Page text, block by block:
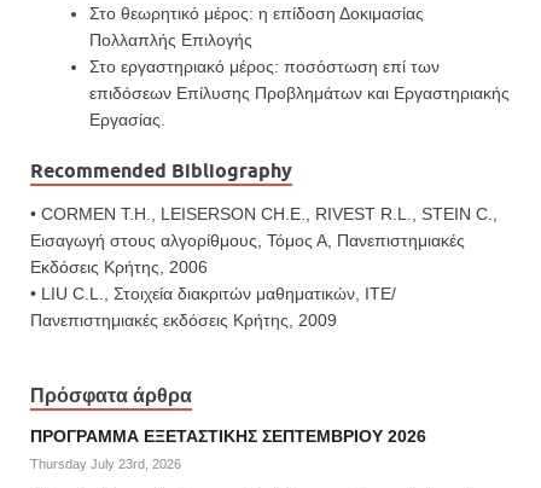
Στο θεωρητικό μέρος: η επίδοση Δοκιμασίας
Πολλαπλής Επιλογής
Στο εργαστηριακό μέρος: ποσόστωση επί των
επιδόσεων Επίλυσης Προβλημάτων και Εργαστηριακής
Εργασίας.
Recommended Bibliography
• CORMEN T.H., LEISERSON CH.E., RIVEST R.L., STEIN C.,
Εισαγωγή στους αλγορίθμους, Τόμος Α, Πανεπιστημιακές
Εκδόσεις Κρήτης, 2006
• LIU C.L., Στοιχεία διακριτών μαθηματικών, ΙΤΕ/
Πανεπιστημιακές εκδόσεις Κρήτης, 2009
Πρόσφατα άρθρα
ΠΡΟΓΡΑΜΜΑ ΕΞΕΤΑΣΤΙΚΗΣ ΣΕΠΤΕΜΒΡΙΟΥ 2026
Thursday July 23rd, 2026